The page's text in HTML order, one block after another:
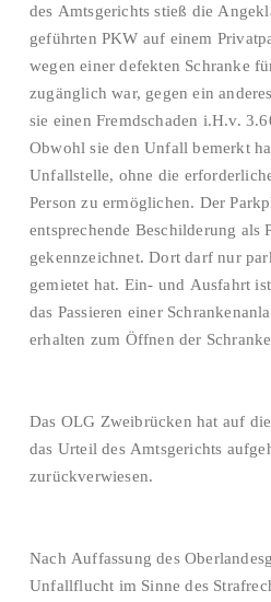
des Amtsgerichts stieß die
geführten PKW auf einem
wegen einer defekten Schranke
zugänglich war, gegen ein
sie einen Fremdschaden i.H.v.
Obwohl sie den Unfall bemerkt
Unfallstelle, ohne die
Person zu ermöglichen. Der
entsprechende Beschilderung als
gekennzeichnet. Dort darf nur
gemietet hat. Ein- und Ausfahrt
das Passieren einer
erhalten zum Öffnen der
Das OLG Zweibrücken hat auf
das Urteil des Amtsgerichts
zurückverwiesen.
Nach Auffassung des
Unfallflucht im Sinne des